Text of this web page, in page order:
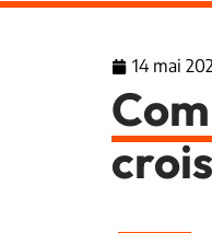
14 mai